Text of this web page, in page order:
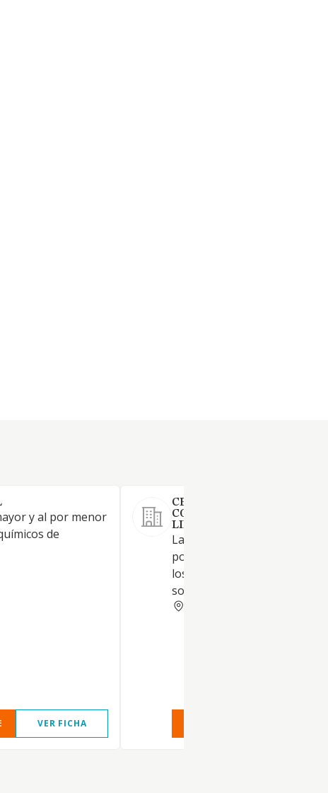
y al por menor
de
VER FICHA
CERAMIC GLOBAL
CONSULTING SOCIEDAD
LIMITADA.
La importación y el comercio
por mayor de minerales,
los minerales estratégicos,
sometidos a legislación